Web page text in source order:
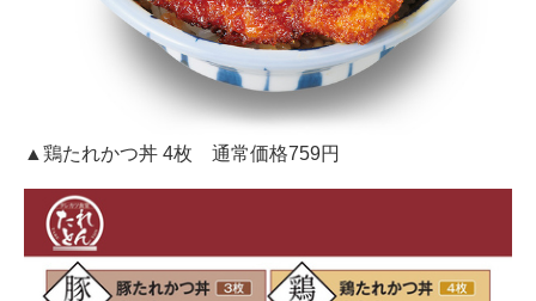
▲鶏たれかつ丼 4枚 通常価格759円